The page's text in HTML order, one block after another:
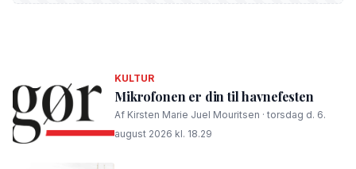
KULTUR
Mikrofonen er din til havnefesten
Af Kirsten Marie Juel Mouritsen · torsdag d. 6.
august 2026 kl. 18.29